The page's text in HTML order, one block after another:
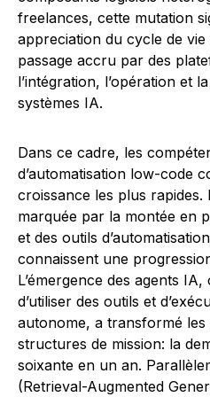
freelances, cette mutation
appreciation du cycle de
passage accru par des
l’intégration, l’opération et
systèmes IA.
Dans ce cadre, les
d’automatisation low-code
croissance les plus rapides.
marquée par la montée en
et des outils
connaissent une
L’émergence des agents
d’utiliser des outils et
autonome, a transformé les
structures de mission: la
soixante en un an.
(Retrieval-Augmented